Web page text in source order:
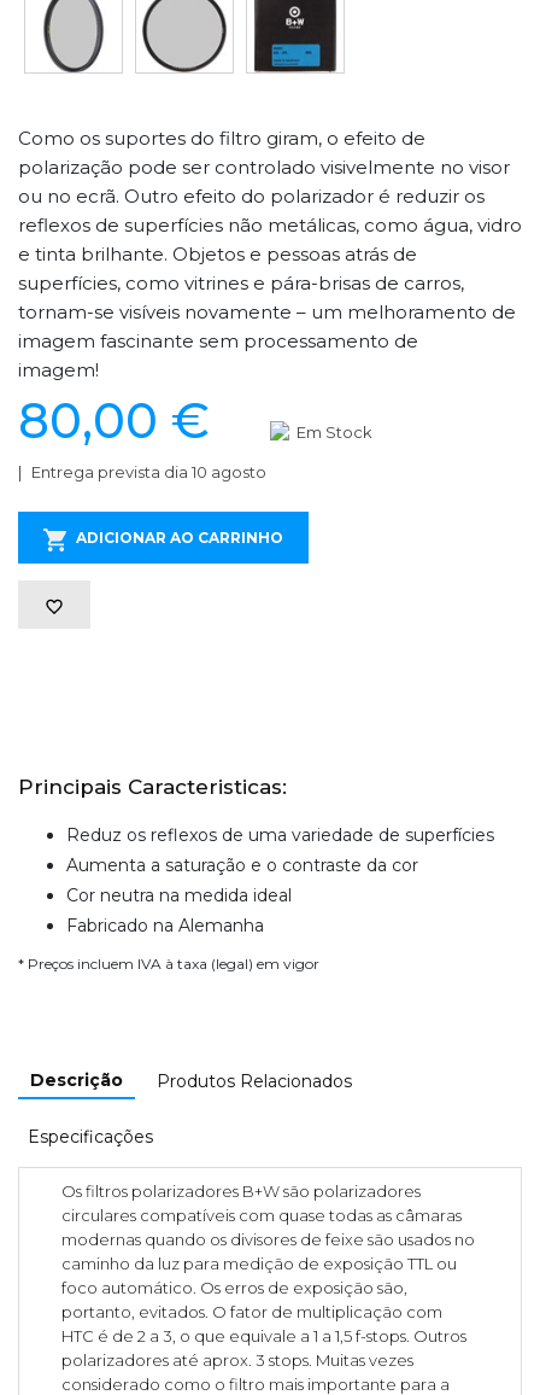
Como os suportes do filtro giram, o efeito de
polarização pode ser controlado visivelmente no visor
ou no ecrã. Outro efeito do polarizador é reduzir os
reflexos de superfícies não metálicas, como água, vidro
e tinta brilhante. Objetos e pessoas atrás de
superfícies, como vitrines e pára-brisas de carros,
tornam-se visíveis novamente – um melhoramento de
imagem fascinante sem processamento de
imagem!
80,00 € Em Stock
Entrega prevista dia 10 agosto
ADICIONAR AO CARRINHO
Principais Caracteristicas:
Reduz os reflexos de uma variedade de superfícies
Aumenta a saturação e o contraste da cor
Cor neutra na medida ideal
Fabricado na Alemanha
* Preços incluem IVA à taxa (legal) em vigor
Descrição Produtos Relacionados
Especificações
Os filtros polarizadores B+W são polarizadores
circulares compatíveis com quase todas as câmaras
modernas quando os divisores de feixe são usados no
caminho da luz para medição de exposição TTL ou
foco automático. Os erros de exposição são,
portanto, evitados. O fator de multiplicação com
HTC é de 2 a 3, o que equivale a 1 a 1,5 f-stops. Outros
polarizadores até aprox. 3 stops. Muitas vezes
considerado como o filtro mais importante para a